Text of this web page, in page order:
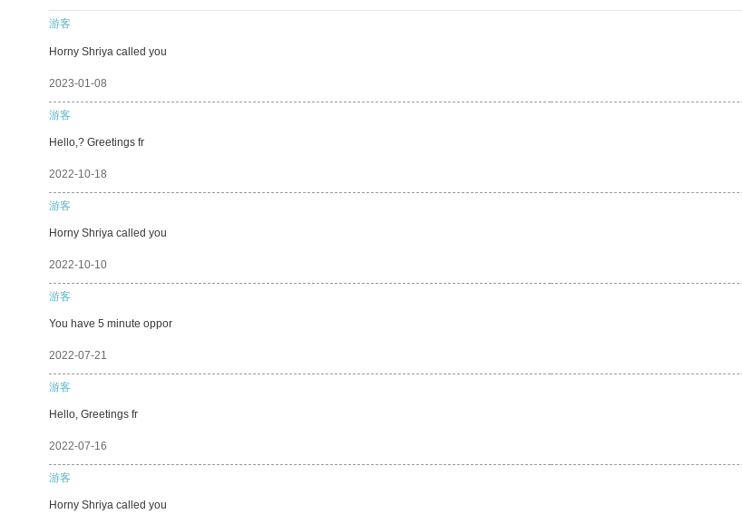
游客
Horny Shriya called you
2023-01-08
游客
Hello,? Greetings fr
2022-10-18
游客
Horny Shriya called you
2022-10-10
游客
You have 5 minute oppor
2022-07-21
游客
Hello, Greetings fr
2022-07-16
游客
Horny Shriya called you